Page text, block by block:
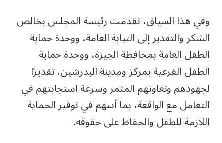
وفي هذا السياق، تقدمت رئيسة المجلس بخالص
الشكر والتقدير إلى النيابة العامة، ووحدة حماية
الطفل العامة بمحافظة الجيزة، ووحدة حماية
الطفل الفرعية بمركز ومدينة البدرشين، تقديرًا
لجهودهم وتعاونهم المثمر وسرعة استجابتهم في
التعامل مع الواقعة، بما أسهم في توفير الحماية
اللازمة للطفل والحفاظ على حقوقه.